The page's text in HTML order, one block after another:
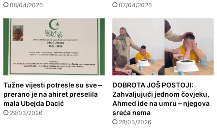
08/04/2026 07/04/2026
Tužne vijesti potresle su sve –
prerano je na ahiret preselila
mala Ubejda Dacić
29/03/2026
DOBROTA JOŠ POSTOJI:
Zahvaljujući jednom čovjeku,
Ahmed ide na umru – njegova
sreća nema
28/03/2026